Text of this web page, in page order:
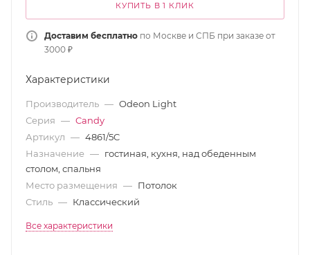
КУПИТЬ В 1 КЛИК
Доставим бесплатно по Москве и СПБ при заказе от
3000 ₽
Характеристики
Производитель — Odeon Light
Серия — Candy
Артикул — 4861/5C
Назначение — гостиная, кухня, над обеденным
столом, спальня
Место размещения — Потолок
Стиль — Классический
Все характеристики